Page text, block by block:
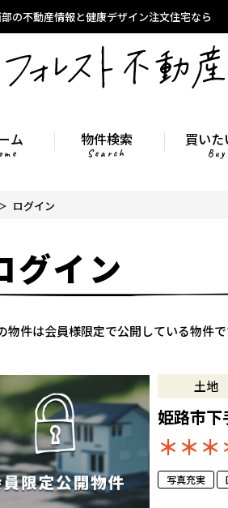
の不動産情報と健康デザイン注文住宅なら
ム 物件検索
Search
買いた
Buy
ログイン
グイン
物件は会員様限定で公開している物件
土地
姫路市下
＊＊＊
写真充実